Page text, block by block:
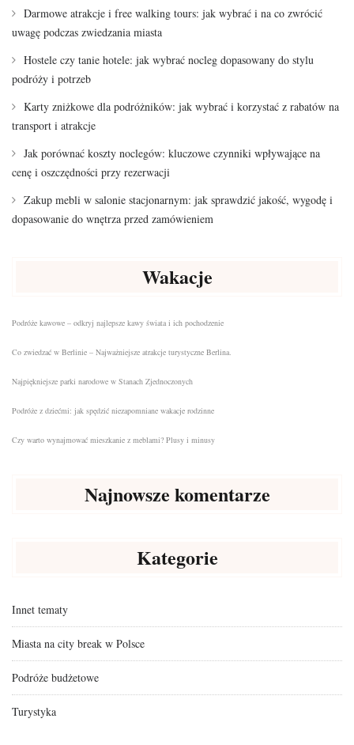
Darmowe atrakcje i free walking tours: jak wybrać i na co zwrócić
uwagę podczas zwiedzania miasta
Hostele czy tanie hotele: jak wybrać nocleg dopasowany do stylu
podróży i potrzeb
Karty zniżkowe dla podróżników: jak wybrać i korzystać z rabatów na
transport i atrakcje
Jak porównać koszty noclegów: kluczowe czynniki wpływające na
cenę i oszczędności przy rezerwacji
Zakup mebli w salonie stacjonarnym: jak sprawdzić jakość, wygodę i
dopasowanie do wnętrza przed zamówieniem
Wakacje
Podróże kawowe – odkryj najlepsze kawy świata i ich pochodzenie
Co zwiedzać w Berlinie – Najważniejsze atrakcje turystyczne Berlina.
Najpiękniejsze parki narodowe w Stanach Zjednoczonych
Podróże z dziećmi: jak spędzić niezapomniane wakacje rodzinne
Czy warto wynajmować mieszkanie z meblami? Plusy i minusy
Najnowsze komentarze
Kategorie
Innet tematy
Miasta na city break w Polsce
Podróże budżetowe
Turystyka